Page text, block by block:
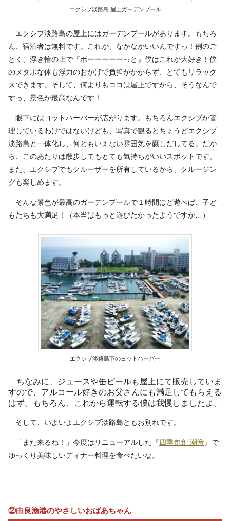
エクシブ淡路島 屋上ガーデンプール
エクシブ淡路島の屋上にはガーデンプールがあります。もちろ
ん、宿泊者は無料です。これが、なかなかいいんですっ！例のご
とく、浮き輪の上で『ボーーーーーっと』僕はこれが大好き！僕
のメタボな体も浮力のおかげで負担がかからず、とてもリラック
スできます。そして、何よりもココは屋上ですから、そうなんで
すっ、景色が最高なんです！
眼下にはヨットハーバーが広がります。もちろんエクシブが管
理しているわけではないけども、写真で観るとちょうどエクシブ
淡路島と一体化し、何ともいえない雰囲気を醸しだしてる。だか
ら、このあたりは散歩してもとても気持ちがいいスポットです。
また、エクシブでもクルーザーを所有しているから、クルージン
グも楽しめます。
そんな景色が最高のガーデンプールで１時間ほど遊べば、子ど
もたちも大満足！（本当はもっと遊びたかったようですが…）
エクシブ淡路島下のヨットハーバー
ちなみに、ジュースや缶ビールも屋上にて販売していま
すので、アルコール好きのお父さんにも満足してもらえる
はず。もちろん、これから運転する僕は我慢しましたよ。
そして、いよいよエクシブ淡路島ともお別れです。
「また来るね！」今度はリニューアルした『四季旬創 潮音』で
ゆっくり美味しいディナー料理を食べたいな。
②由良漁港のやさしいおばあちゃん